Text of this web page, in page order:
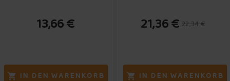
13,66 €
 IN DEN WARENKORB
21,36 € 22,34 €
 IN DEN WARENKORB